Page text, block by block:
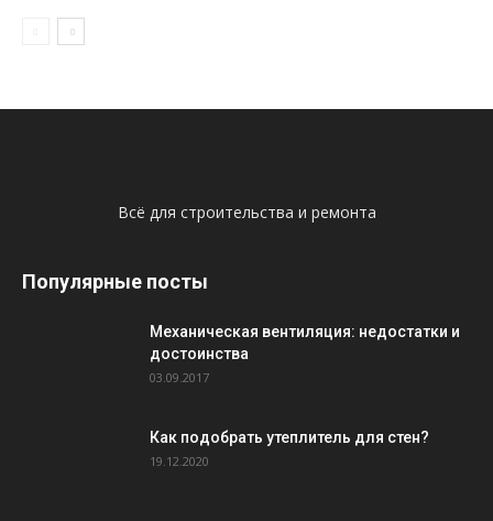
Всё для строительства и ремонта
Популярные посты
Механическая вентиляция: недостатки и
достоинства
03.09.2017
Как подобрать утеплитель для стен?
19.12.2020